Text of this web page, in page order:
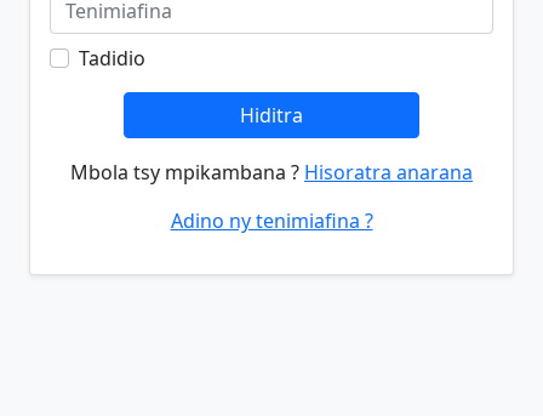
Tadidio
Hiditra
Mbola tsy mpikambana ? Hisoratra anarana
Adino ny tenimiafina ?